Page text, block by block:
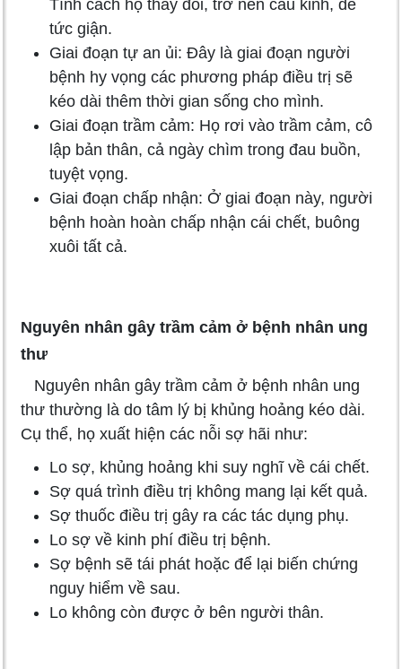
Tính cách họ thay đổi, trở nên cáu kỉnh, dễ
tức giận.
Giai đoạn tự an ủi: Đây là giai đoạn người
bệnh hy vọng các phương pháp điều trị sẽ
kéo dài thêm thời gian sống cho mình.
Giai đoạn trầm cảm: Họ rơi vào trầm cảm, cô
lập bản thân, cả ngày chìm trong đau buồn,
tuyệt vọng.
Giai đoạn chấp nhận: Ở giai đoạn này, người
bệnh hoàn hoàn chấp nhận cái chết, buông
xuôi tất cả.
Nguyên nhân gây trầm cảm ở bệnh nhân ung
thư
Nguyên nhân gây trầm cảm ở bệnh nhân ung
thư thường là do tâm lý bị khủng hoảng kéo dài.
Cụ thể, họ xuất hiện các nỗi sợ hãi như:
Lo sợ, khủng hoảng khi suy nghĩ về cái chết.
Sợ quá trình điều trị không mang lại kết quả.
Sợ thuốc điều trị gây ra các tác dụng phụ.
Lo sợ về kinh phí điều trị bệnh.
Sợ bệnh sẽ tái phát hoặc để lại biến chứng
nguy hiểm về sau.
Lo không còn được ở bên người thân.